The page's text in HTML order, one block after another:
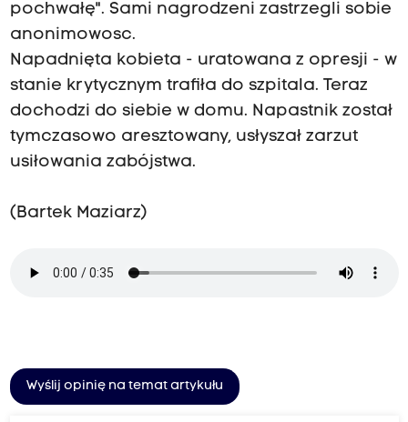
pochwałę". Sami nagrodzeni zastrzegli sobie
anonimowosc.
Napadnięta kobieta - uratowana z opresji - w
stanie krytycznym trafiła do szpitala. Teraz
dochodzi do siebie w domu. Napastnik został
tymczasowo aresztowany, usłyszał zarzut
usiłowania zabójstwa.
(Bartek Maziarz)
Wyślij opinię na temat artykułu